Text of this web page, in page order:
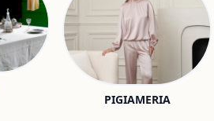
PIGIAMERIA